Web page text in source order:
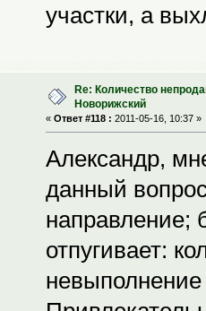
участки, а
Re: Количество
Новорижский
« Ответ #118 : 2011-05-16, 10:37 »
Александр,
данный
направление;
отпугивает: